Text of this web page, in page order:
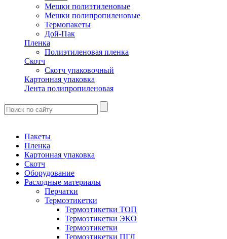
Мешки полиэтиленовые
Мешки полипропиленовые
Термопакеты
Дой-Пак
Пленка
Полиэтиленовая пленка
Скотч
Скотч упаковочный
Картонная упаковка
Лента полипропиленовая
Пакеты
Пленка
Картонная упаковка
Скотч
Оборудование
Расходные материалы
Перчатки
Термоэтикетки
Термоэтикетки ТОП
Термоэтикетки ЭКО
Термоэтикетки
Термоэтикетки ПГЛ